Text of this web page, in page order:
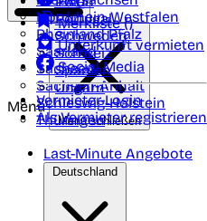
Nordrhein-Westfalen
Rheinland Pfalz
Saarland
Sachsen
Sachsen-Anhalt
Schleswig-Holstein
Thüringen
Portugal
Schweden
Schweiz
Spanien
Ungarn
Merkliste ()
Unterkunft vermieten
Social Media
Vermieter-Login
Als Vermieter registrieren
Menü
Menü schließen
Last-Minute Angebote
Deutschland